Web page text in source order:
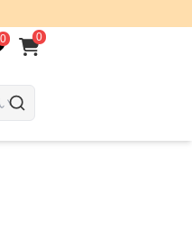
0 0